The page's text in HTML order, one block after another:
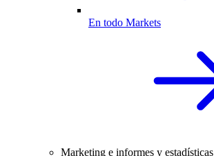
En todo Markets
Marketing e informes y estadísticas